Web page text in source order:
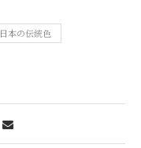
日本の伝統色